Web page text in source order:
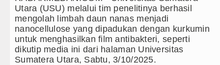
Harus Jadi Penggerak Remaja, Rico Waas: Jangan
Anak 2026, TP PKK Sumut Ajak Orangtua
Dana BOS TA 2025, Jurnalis Surati
Utara (USU) melalui tim penelitinya berhasil
mengolah limbah daun nanas menjadi
nanocellulose yang dipadukan dengan kurkumin
untuk menghasilkan film antibakteri, seperti
dikutip media ini dari halaman Universitas
Sumatera Utara, Sabtu, 3/10/2025.